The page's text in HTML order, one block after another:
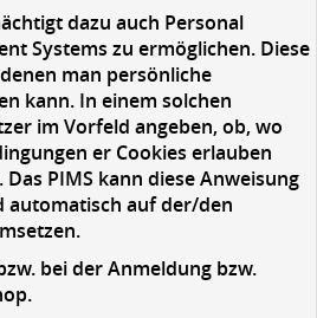
dazu auch Personal
Systems zu ermöglichen. Diese
man persönliche
kann. In einem solchen
im Vorfeld angeben, ob, wo
er Cookies erlauben
PIMS kann diese Anweisung
automatisch auf der/den
bei der Anmeldung bzw.